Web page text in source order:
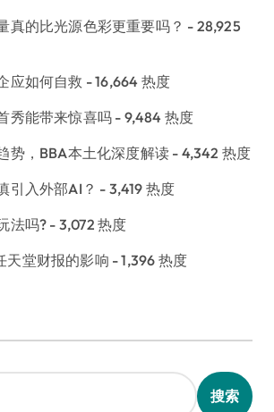
真的比光源色彩更重要吗？ - 28,925
应如何自救 - 16,664 热度
秀能带来惊喜吗 - 9,484 热度
势，BBA本土化深度解读 - 4,342 热度
引入外部AI？ - 3,419 热度
法吗? - 3,072 热度
天堂财报的影响 - 1,396 热度
搜索